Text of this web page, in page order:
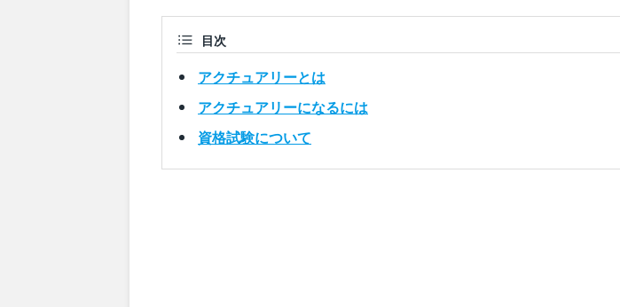
目次
アクチュアリーとは
アクチュアリーになるには
資格試験について